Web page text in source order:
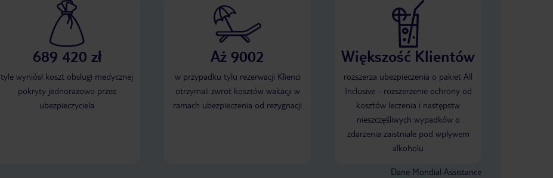
689 420 zł
tyle wyniósł koszt obsługi medycznej
pokryty jednorazowo przez
ubezpieczyciela
Aż 9002
w przypadku tylu rezerwacji Klienci
otrzymali zwrot kosztów wakacji w
ramach ubezpieczenia od rezygnacji
Większość Klientów
rozszerza ubezpieczenia o pakiet All
Inclusive - rozszerzenie ochrony od
kosztów leczenia i następstw
nieszczęśliwych wypadków o
zdarzenia zaistniałe pod wpływem
alkoholu
Dane Mondial Assistance